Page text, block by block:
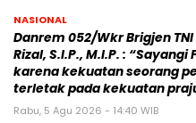
NASIONAL
Danrem 052/Wkr Brigjen TNI
Rizal, S.I.P., M.I.P. :
karena kekuatan seorang
terletak pada kekuatan
Rabu, 5 Agu 2026 - 14:40 WIB